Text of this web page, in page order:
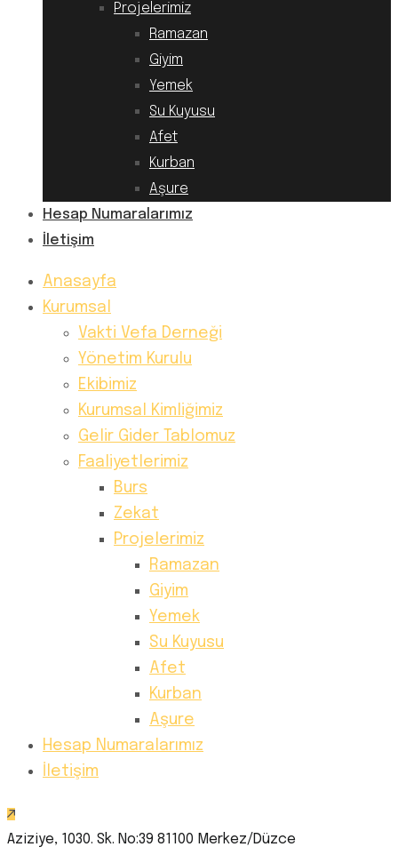
Projelerimiz
Ramazan
Giyim
Yemek
Su Kuyusu
Afet
Kurban
Aşure
Hesap Numaralarımız
İletişim
Anasayfa
Kurumsal
Vakti Vefa Derneği
Yönetim Kurulu
Ekibimiz
Kurumsal Kimliğimiz
Gelir Gider Tablomuz
Faaliyetlerimiz
Burs
Zekat
Projelerimiz
Ramazan
Giyim
Yemek
Su Kuyusu
Afet
Kurban
Aşure
Hesap Numaralarımız
İletişim
Aziziye, 1030. Sk. No:39 81100 Merkez/Düzce